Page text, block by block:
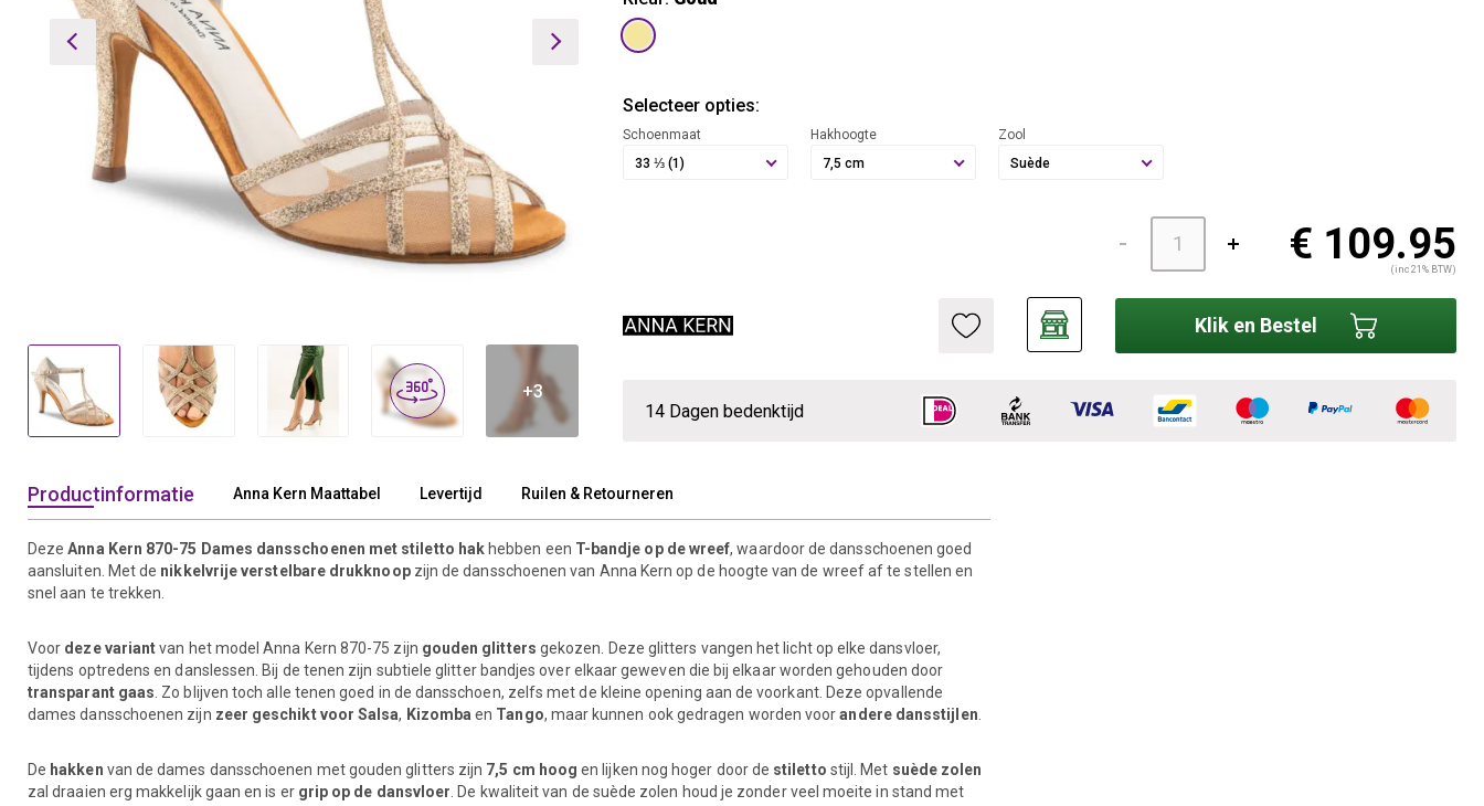
+3
Selecteer opties:
Schoenmaat
33 ⅓ (1)
Hakhoogte
7,5 cm
Zool
Suède
€ 109.95
(inc 21% BTW)
Klik en Bestel
14 Dagen bedenktijd
Productinformatie Anna Kern Maattabel Levertijd Ruilen & Retourneren
Deze Anna Kern 870-75 Dames dansschoenen met stiletto hak hebben een T-bandje op de wreef, waardoor de dansschoenen goed
aansluiten. Met de nikkelvrije verstelbare drukknoopzijn de dansschoenen van Anna Kern op de hoogte van de wreef af te stellen en
snel aan te trekken.
Voor deze variantvan het model Anna Kern 870-75 zijn gouden glitters gekozen. Deze glitters vangen het licht op elke dansvloer,
tijdens optredens en danslessen. Bij de tenen zijn subtiele glitter bandjes over elkaar geweven die bij elkaar worden gehouden door
transparant gaas . Zo blijven toch alle tenen goed in de dansschoen, zelfs met de kleine opening aan de voorkant. Deze opvallende
dames dansschoenen zijn zeer geschikt voor Salsa, Kizomba en Tango, maar kunnen ook gedragen worden voorandere dansstijlen
De hakken van de dames dansschoenen met gouden glitters zijn 7,5 cm hoog en lijken nog hoger door de stiletto stijl. Met suède zolen
zal draaien erg makkelijk gaan en is er grip op de dansvloer . De kwaliteit van de suède zolen houd je zonder veel moeite in stand met